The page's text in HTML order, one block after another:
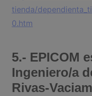
tienda/
0.htm
5.- EPICOM
Ingeniero/a
Rivas-